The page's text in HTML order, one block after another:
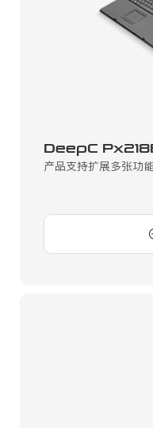
DeepC
产品支持扩展多张功